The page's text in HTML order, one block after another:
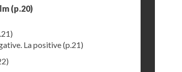
(p.20)
La positive(p.21)